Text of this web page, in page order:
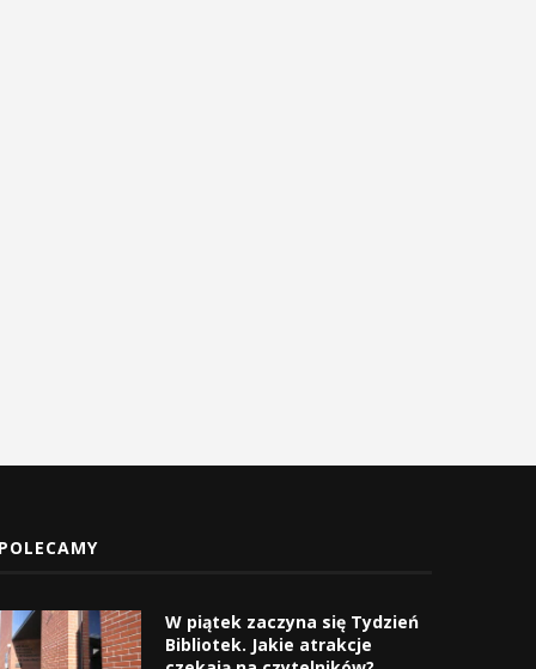
POLECAMY
W piątek zaczyna się Tydzień
Bibliotek. Jakie atrakcje